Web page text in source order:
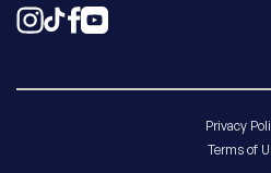
Privacy
Terms of